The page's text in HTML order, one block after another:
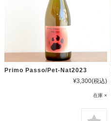
Primo Passo/Pet-Nat2023
¥3,300(税込)
在庫 ×